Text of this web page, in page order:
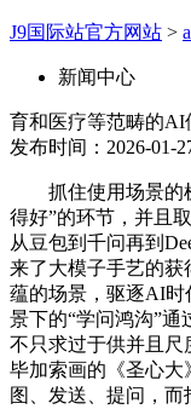
J9国际站官方网站 >
新闻中心
育和医疗等范畴的AI
发布时间：2026-01-
抓住使用场景的机
得好”的环节，并且
从豆包到千问再到
来了大模子手艺的获
蕴的场景，驱逐AI时
景下的“学问鸿沟”通
不只求过于供并且尺
毕加索画的《圣心大
图、发送、提问，